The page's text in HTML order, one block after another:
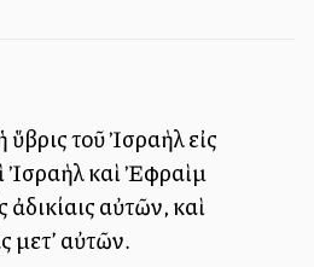
τοῦ Ἰσραὴλ εἰς
Ἰσραὴλ καὶ Ἐφραὶμ
ἀδικίαις αὐτῶν, καὶ
μετ’ αὐτῶν.